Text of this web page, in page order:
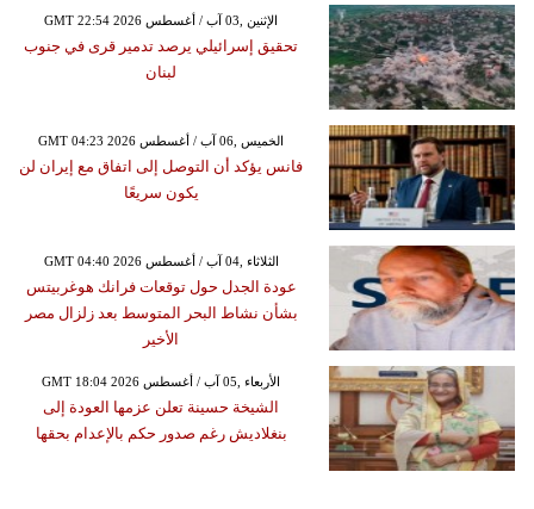
GMT 22:54 2026 الإثنين ,03 آب / أغسطس
تحقيق إسرائيلي يرصد تدمير قرى في جنوب
لبنان
GMT 04:23 2026 الخميس ,06 آب / أغسطس
فانس يؤكد أن التوصل إلى اتفاق مع إيران لن
يكون سريعًا
GMT 04:40 2026 الثلاثاء ,04 آب / أغسطس
عودة الجدل حول توقعات فرانك هوغربيتس
بشأن نشاط البحر المتوسط بعد زلزال مصر
الأخير
GMT 18:04 2026 الأربعاء ,05 آب / أغسطس
الشيخة حسينة تعلن عزمها العودة إلى
بنغلاديش رغم صدور حكم بالإعدام بحقها